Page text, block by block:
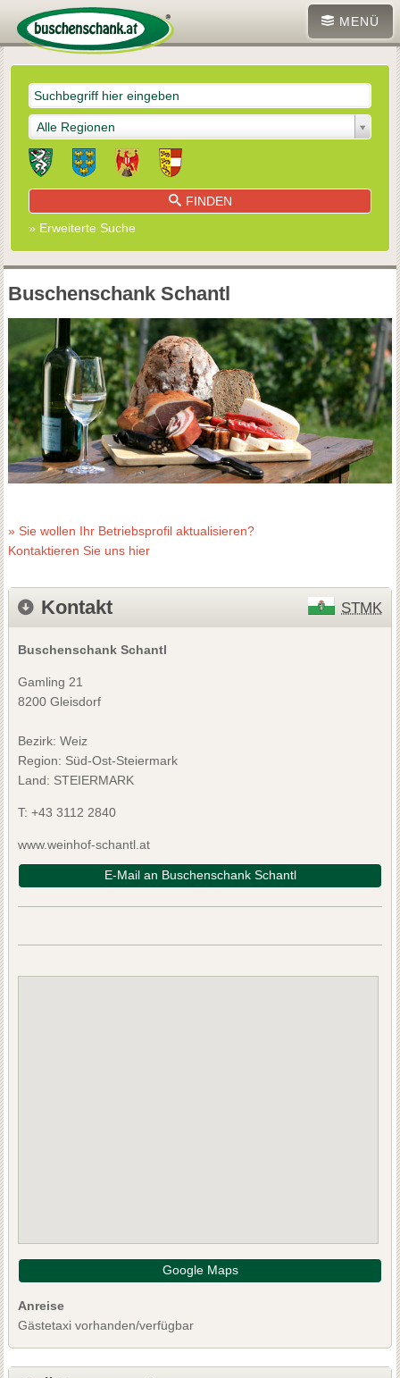
MENÜ
Alle Regionen
FINDEN
» Erweiterte Suche
Buschenschank Schantl
» Sie wollen Ihr Betriebsprofil aktualisieren?
Kontaktieren Sie uns hier
Kontakt STMK
Buschenschank Schantl
Gamling 21
8200 Gleisdorf
Bezirk: Weiz
Region: Süd-Ost-Steiermark
Land: STEIERMARK
T: +43 3112 2840
www.weinhof-schantl.at
E-Mail an Buschenschank Schantl
Google Maps
Anreise
Gästetaxi vorhanden/verfügbar